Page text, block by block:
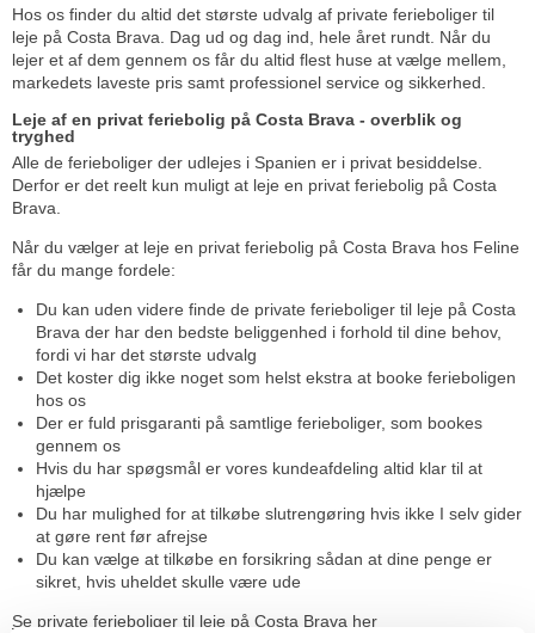
Hos os finder du altid det største udvalg af private ferieboliger til
leje på Costa Brava. Dag ud og dag ind, hele året rundt. Når du
lejer et af dem gennem os får du altid flest huse at vælge mellem,
markedets laveste pris samt professionel service og sikkerhed.
Leje af en privat feriebolig på Costa Brava - overblik og
tryghed
Alle de ferieboliger der udlejes i Spanien er i privat besiddelse.
Derfor er det reelt kun muligt at leje en privat feriebolig på Costa
Brava.
Når du vælger at leje en privat feriebolig på Costa Brava hos Feline
får du mange fordele:
Du kan uden videre finde de private ferieboliger til leje på Costa
Brava der har den bedste beliggenhed i forhold til dine behov,
fordi vi har det største udvalg
Det koster dig ikke noget som helst ekstra at booke ferieboligen
hos os
Der er fuld prisgaranti på samtlige ferieboliger, som bookes
gennem os
Hvis du har spøgsmål er vores kundeafdeling altid klar til at
hjælpe
Du har mulighed for at tilkøbe slutrengøring hvis ikke I selv gider
at gøre rent før afrejse
Du kan vælge at tilkøbe en forsikring sådan at dine penge er
sikret, hvis uheldet skulle være ude
Se private ferieboliger til leje på Costa Brava her